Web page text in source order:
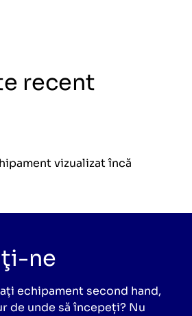
recent
vizualizat încă
ne
echipament second hand,
de unde să începeți? Nu